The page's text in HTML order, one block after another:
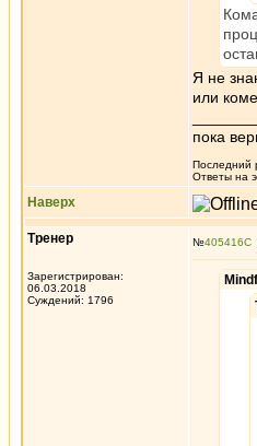
Я не
или
пока
Последний
Ответы на
Наверх
Тренер
Зарегистрирован:
06.03.2018
Суждений: 1796
№405416